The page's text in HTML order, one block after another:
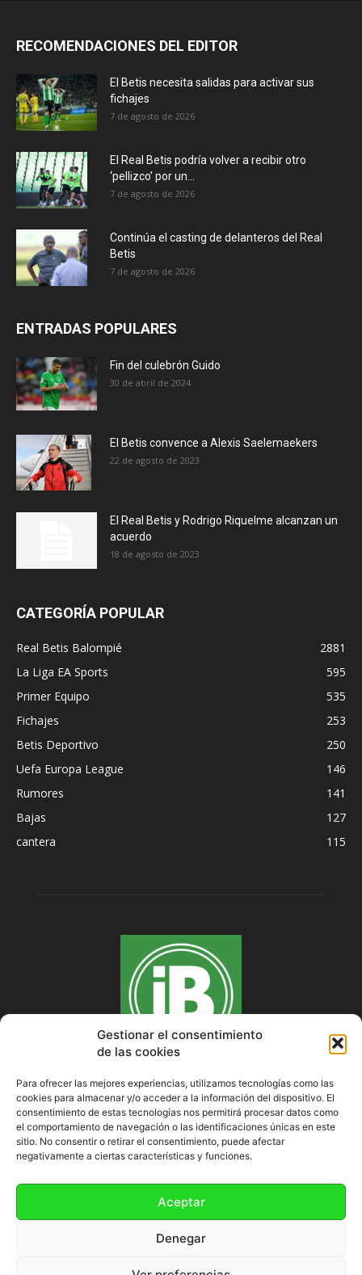
Gestionar el consentimiento
de las cookies
Para ofrecer las mejores experiencias, utilizamos tecnologías como las
cookies para almacenar y/o acceder a la información del dispositivo. El
consentimiento de estas tecnologías nos permitirá procesar datos como
el comportamiento de navegación o las identificaciones únicas en este
sitio. No consentir o retirar el consentimiento, puede afectar
negativamente a ciertas características y funciones.
Aceptar
Denegar
RECOMENDACIONES DEL EDITOR
El Betis necesita salidas para activar sus
fichajes
7 de agosto de 2026
El Real Betis podría volver a recibir otro
‘pellizco’ por un...
7 de agosto de 2026
Continúa el casting de delanteros del Real
Betis
7 de agosto de 2026
ENTRADAS POPULARES
Fin del culebrón Guido
30 de abril de 2024
El Betis convence a Alexis Saelemaekers
22 de agosto de 2023
El Real Betis y Rodrigo Riquelme alcanzan un
acuerdo
18 de agosto de 2023
CATEGORÍA POPULAR
Real Betis Balompié
2881
La Liga EA Sports
595
Primer Equipo
535
Fichajes
253
Betis Deportivo
250
Uefa Europa League
146
Rumores
141
Bajas
127
cantera
115
SOBRE NOSOTROS